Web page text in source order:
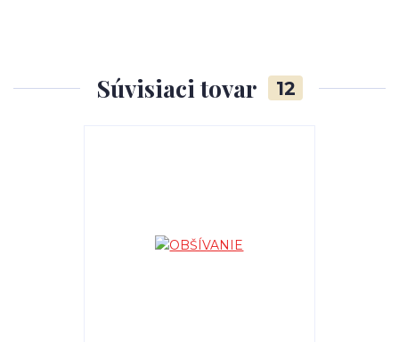
Súvisiaci tovar 12